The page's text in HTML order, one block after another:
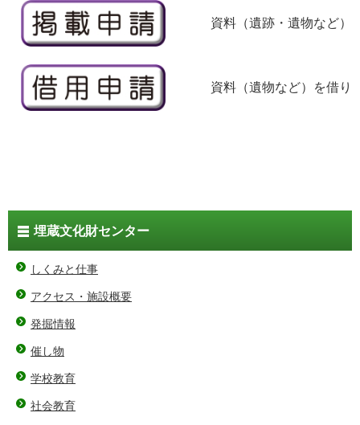
資料（遺跡・遺物など）
資料（遺物など）を借
埋蔵文化財センター
しくみと仕事
アクセス・施設概要
発掘情報
催し物
学校教育
社会教育